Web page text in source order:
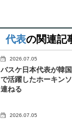
代表の関連記
2026.07.05
バスケ日本代表が韓
で活躍したホーキン
連ねる
2026.07.05